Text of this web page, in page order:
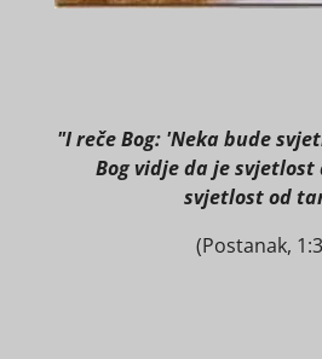
"I reče Bog: 'Neka bude
Bog vidje da je
svjetlost od
(Postanak,